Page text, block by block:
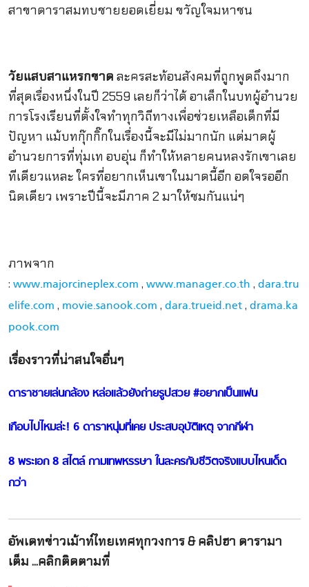
สาขาดาราสมทบชายยอดเยี่ยม ขวัญใจมหาชน
วัยแสบสาแหรกขาด ละครสะท้อนสังคมที่ถูกพูดถึงมาก
ที่สุดเรื่องหนึ่งในปี 2559 เลยก็ว่าได้ อาเล็กในบทผู้อำนวย
การโรงเรียนที่ตั้งใจทำทุกวิถีทางเพื่อช่วยเหลือเด็กที่มี
ปัญหา แม้บทกุ๊กกิ๊กในเรื่องนี้จะมีไม่มากนัก แต่มาดผู้
อำนวยการที่ทุ่มเท อบอุ่น ก็ทำให้หลายคนหลงรักเขาเลย
ทีเดียวแหละ ใครที่อยากเห็นเขาในมาดนี้อีก อดใจรออีก
นิดเดียว เพราะปีนี้จะมีภาค 2 มาให้ชมกันแน่ๆ
ภาพจาก
: www.majorcineplex.com , www.manager.co.th , dara.tru
elife.com , movie.sanook.com , dara.trueid.net, drama.ka
pook.com
เรื่องราวที่น่าสนใจอื่นๆ
ดาราชายเล่นกล้อง หล่อแล้วยังถ่ายรูปสวย #อยากเป็นแฟน
เกือบไปไหมล่ะ! 6 ดาราหนุ่มที่เคย ประสบอุบัติเหตุ จากกีฬา
8 พระเอก 8 สไตล์ กามเทพหรรษา ในละครกับชีวิตจริงแบบไหนเด็ด
กว่า
อัพเดทข่าวเม้าท์ไทยเทศทุกวงการ & คลิปฮา ดารามา
เต็ม ...คลิกติดตามที่